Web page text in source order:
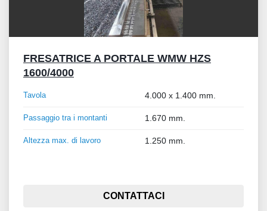
FRESATRICE A PORTALE WMW HZS
1600/4000
Tavola 4.000 x 1.400 mm.
Passaggio tra i montanti 1.670 mm.
Altezza max. di lavoro 1.250 mm.
CONTATTACI